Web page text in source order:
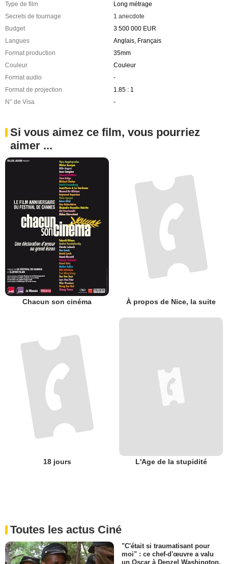
Type de film
Long métrage
Secrets de tournage
1 anecdote
Budget
3 500 000 EUR
Langues
Anglais, Français
Format production
35mm
Couleur
Couleur
Format audio
-
Format de projection
1.85 : 1
N° de Visa
-
Si vous aimez ce film, vous pourriez
aimer ...
Chacun son cinéma À propos de Nice, la suite
18 jours L'Age de la stupidité
Toutes les actus Ciné
"C'était si traumatisant pour
moi" : ce chef-d'œuvre a valu
un Oscar à Denzel Washington,